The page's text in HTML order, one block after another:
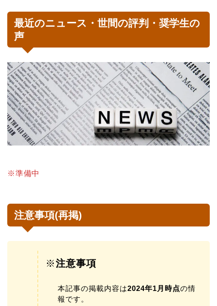
最近のニュース・世間の評判・奨学生の
声
※準備中
注意事項(再掲)
※注意事項
本記事の掲載内容は2024年1月時点の情
報です。